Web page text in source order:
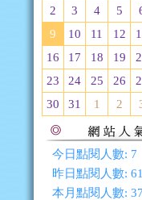
2
3 4 5
9
10 11 12
16
17 18 19
23
24 25 26
30
31 1 2
今日點閱人數: 7
昨日點閱人數: 61
本月點閱人數: